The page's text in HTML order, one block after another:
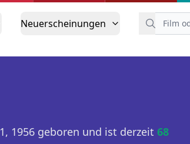
Neuerscheinungen
1956 geboren und ist derzeit 68